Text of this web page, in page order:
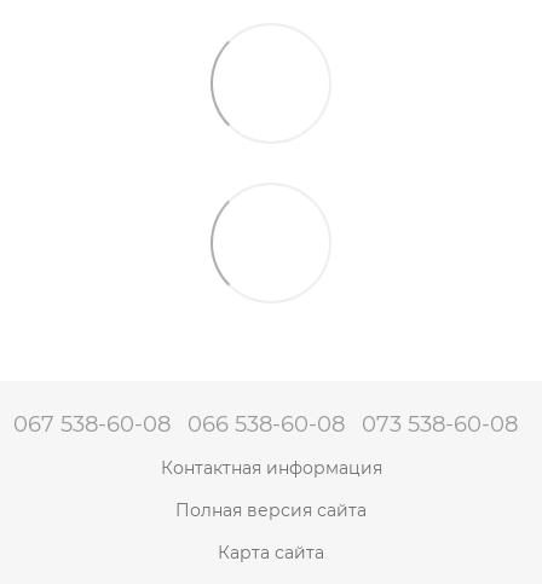
067 538-60-08 066 538-60-08 073 538-60-08
Контактная информация
Полная версия сайта
Карта сайта